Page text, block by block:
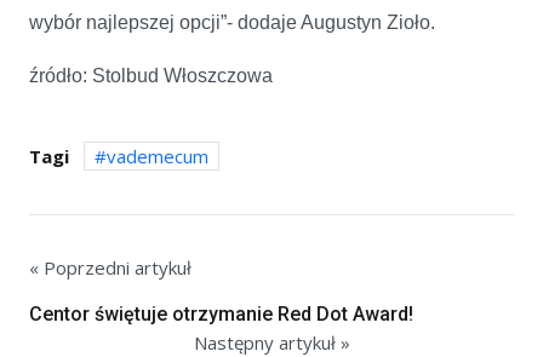
wybór najlepszej opcji”- dodaje Augustyn Zioło.
źródło: Stolbud Włoszczowa
Tagi vademecum
« Poprzedni artykuł
Centor świętuje otrzymanie Red Dot Award!
Następny artykuł »